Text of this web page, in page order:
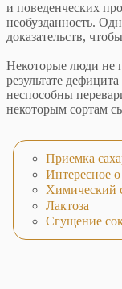
и поведенческих
необузданность.
доказательств,
Некоторые люди не
результате
неспособны
некоторым сортам
Приемка
Интересное
Химический
Лактоза
Сгущение